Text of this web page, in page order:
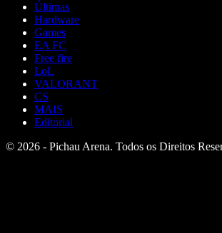
Últimas
Hardware
Games
EA FC
Free fire
LoL
VALORANT
CS
MAIS
Editorial
© 2026 - Pichau Arena. Todos os Direitos